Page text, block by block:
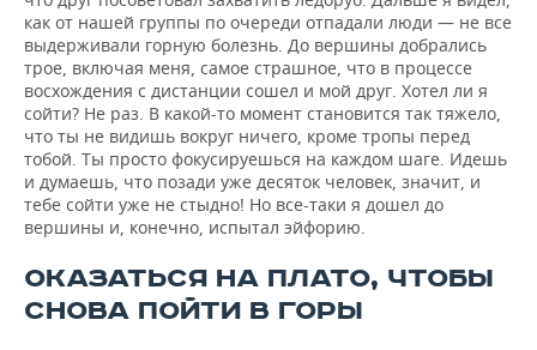
как от нашей группы по очереди отпадали люди — не все
выдерживали горную болезнь. До вершины добрались
трое, включая меня, самое страшное, что в процессе
восхождения с дистанции сошел и мой друг. Хотел ли я
сойти? Не раз. В какой-то момент становится так тяжело,
что ты не видишь вокруг ничего, кроме тропы перед
тобой. Ты просто фокусируешься на каждом шаге. Идешь
и думаешь, что позади уже десяток человек, значит, и
тебе сойти уже не стыдно! Но все-таки я дошел до
вершины и, конечно, испытал эйфорию.
ОКАЗАТЬСЯ НА ПЛАТО, ЧТОБЫ
СНОВА ПОЙТИ В ГОРЫ